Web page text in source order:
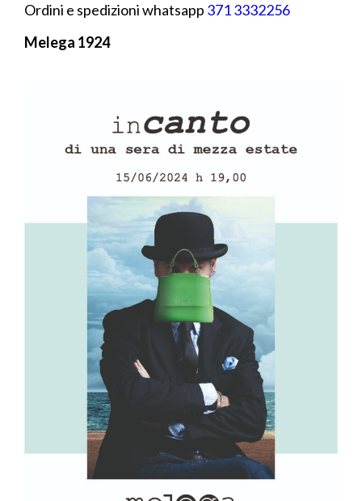
Ordini e spedizioni whatsapp 371 3332256
Melega 1924